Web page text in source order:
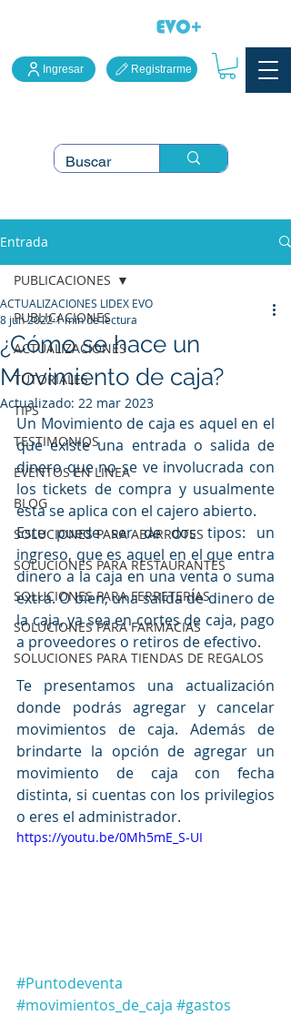
Ingresar Registrarme
Entrada
PUBLICACIONES
ACTUALIZACIONES
TUTORIALES
TIPS
TESTIMONIOS
EVENTOS EN LINEA
BLOG
SOLUCIONES PARA ABARROTES
SOLUCIONES PARA RESTAURANTES
SOLUCIONES PARA FERRETERÍAS
SOLUCIONES PARA FARMACIAS
SOLUCIONES PARA TIENDAS DE REGALOS
PUBLICACIONES
¿Cómo se hace un
Movimiento de caja?
ACTUALIZACIONES LIDEX EVO
8 jun 20221 min de lectura
Actualizado: 22 mar 2023
Un Movimiento de caja es aquel en el
que existe una entrada o salida de
dinero que no se ve involucrada con
los tickets de compra y usualmente
esta se aplica con el cajero abierto.
Este puede ser de dos tipos: un
ingreso, que es aquel en el que entra
dinero a la caja en una venta o suma
extra. O bien, una salida de dinero de
la caja, ya sea en cortes de caja, pago
a proveedores o retiros de efectivo.
Te presentamos una actualización
donde podrás agregar y cancelar
movimientos de caja. Además de
brindarte la opción de agregar un
movimiento de caja con fecha
distinta, si cuentas con los privilegios
o eres el administrador.
https://youtu.be/0Mh5mE_S-UI
#Puntodeventa
#movimientos_de_caja #gastos